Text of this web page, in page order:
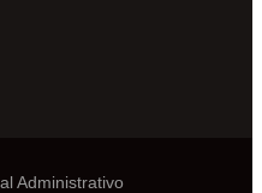
Administrativo